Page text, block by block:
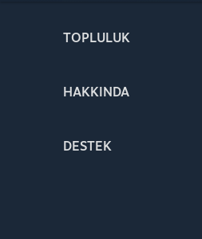
TOPLULUK
HAKKINDA
DESTEK